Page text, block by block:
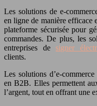
Les solutions de e-
en ligne de manière efficace
plateforme sécurisée pour
commandes. De plus, les
entreprises designer
clients.
Les solutions d’e-
en B2B. Elles permettent
l’argent, tout en offrant une